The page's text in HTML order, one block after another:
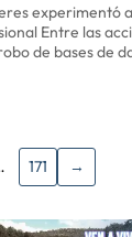
experimentó
Entre las
de bases de
171 →